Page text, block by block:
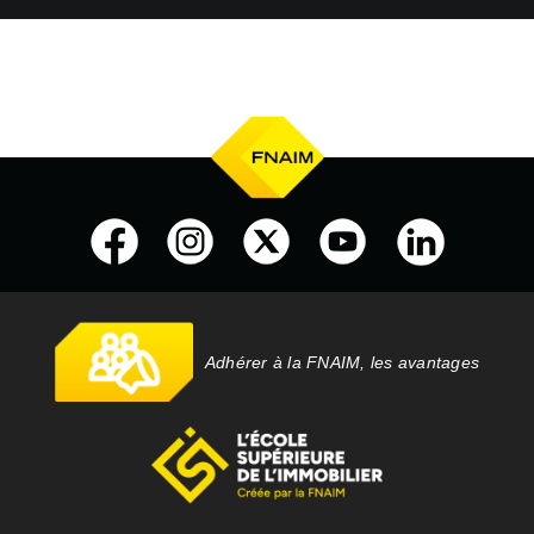
Adhérer à la FNAIM, les avantages